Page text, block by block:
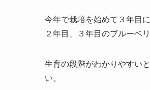
今年で栽培を始めて３年目
２年目、３年目のブルーベ
生育の段階がわかりやすい
い。